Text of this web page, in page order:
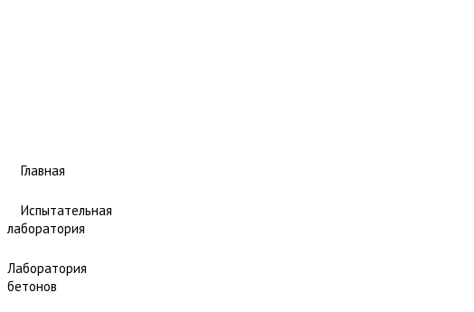
Главная
Испытательная
лаборатория
Лаборатория
бетонов